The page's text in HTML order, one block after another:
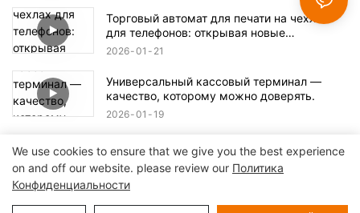
Торговый автомат для печати на чехлах
для телефонов: открывая новые
возможности для печати.
2026 01 21
Универсальный кассовый терминал —
качество, которому можно доверять.
2026 01 19
Авторское право © 2024 Шэньчжэнь Lean Kiosk Systems Co.,
We use cookies to ensure that we give you the best experience
on and off our website. please review our Политика
Конфиденциальности